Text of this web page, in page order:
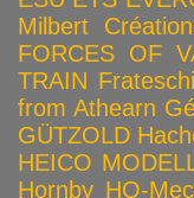
Milbert
FORCES OF
TRAIN Frateschi
from Athearn
GÜTZOLD
HEICO
Hornby HO-